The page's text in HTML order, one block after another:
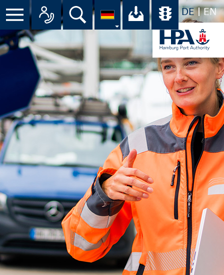
DE EN
Menü Alle Ansprechpartner im
Suche Ihr Download-